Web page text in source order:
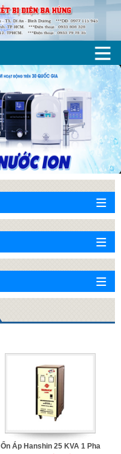
Ổn Áp Hanshin 25 KVA 1 Pha